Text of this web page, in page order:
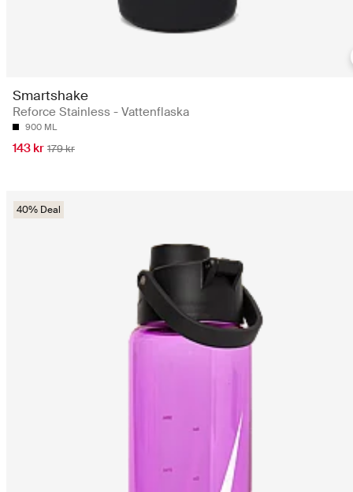
Smartshake
Reforce Stainless - Vattenflaska
900 ML
143 kr 179 kr
40% Deal